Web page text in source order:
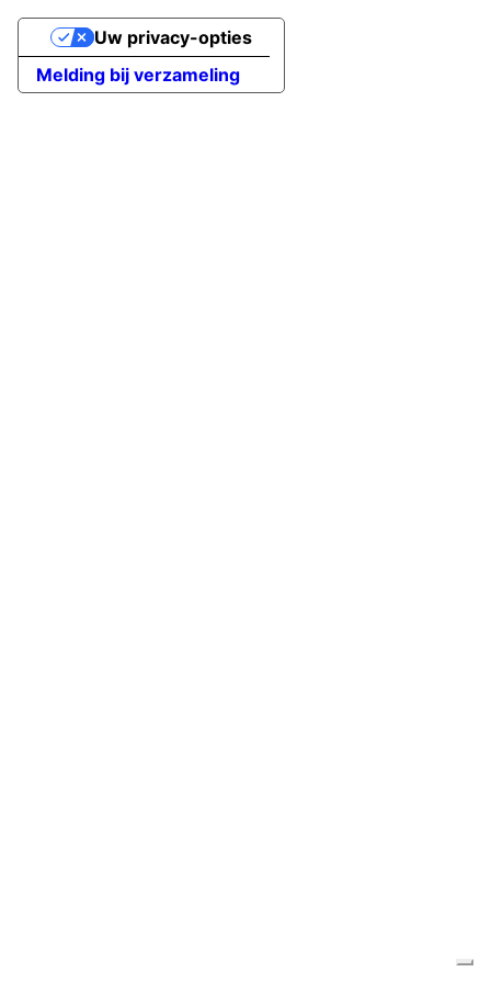
Melding bij verzameling
Uw privacy-opties